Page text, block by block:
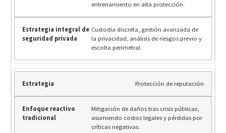
entrenamiento en alta protección.
Custodia discreta, gestión avanzada de
la privacidad, análisis de riesgos previo y
escolta perimetral.
Protección de reputación
Mitigación de daños tras crisis públicas,
asumiendo costos legales y pérdidas por
críticas negativas.